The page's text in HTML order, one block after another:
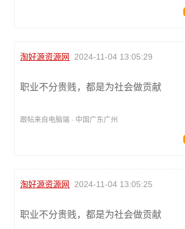
淘好源资源网 2024-11-04 13:05:29
职业不分贵贱，都是为社会做贡献
跟帖来自电脑端 · 中国广东广州
淘好源资源网 2024-11-04 13:05:25
职业不分贵贱，都是为社会做贡献